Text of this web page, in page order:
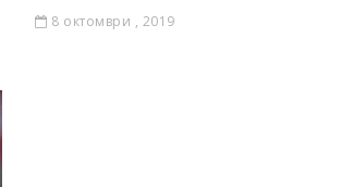
8 октомври , 2019